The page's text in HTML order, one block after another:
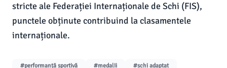
stricte ale Federației Internaționale de Schi (FIS),
punctele obținute contribuind la clasamentele
internaționale.
#performanță sportivă #medalii #schi adaptat